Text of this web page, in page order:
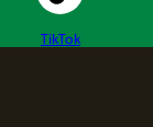
TikTok